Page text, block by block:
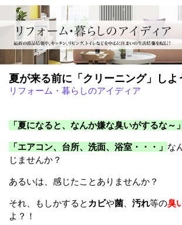
夏が来る前に「クリーニング」しよ
リフォーム・暮らしのアイディア
「夏になると、なんか嫌な臭いがするな～」
「エアコン、台所、洗面、浴室・・・」 な
じませんか？
あるいは、感じたことありませんか？
それ、もしかすると カビや菌 汚れ等の臭
よ？！